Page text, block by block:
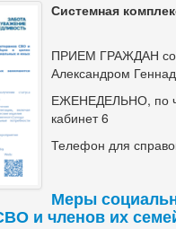
Системная
ПРИЕМ ГРАЖДАН
Александром
ЕЖЕНЕДЕЛЬНО, по
кабинет 6
Телефон для
Меры
и членов их